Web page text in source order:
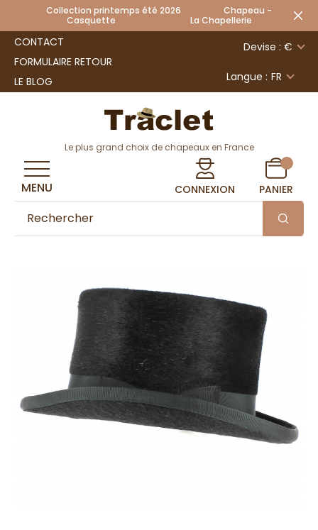
Collection printemps été 2026 Chapeau -
Casquette La Chapellerie
CONTACT
FORMULAIRE RETOUR
LE BLOG
Devise : €
Langue : FR
Le plus grand choix de chapeaux en France
CONNEXION PANIER
MENU